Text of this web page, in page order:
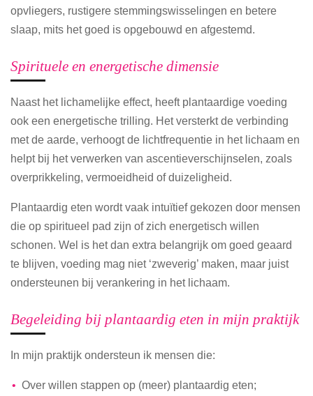
opvliegers, rustigere stemmingswisselingen en betere
slaap, mits het goed is opgebouwd en afgestemd.
Spirituele en energetische dimensie
Naast het lichamelijke effect, heeft plantaardige voeding
ook een energetische trilling. Het versterkt de verbinding
met de aarde, verhoogt de lichtfrequentie in het lichaam en
helpt bij het verwerken van ascentieverschijnselen, zoals
overprikkeling, vermoeidheid of duizeligheid.
Plantaardig eten wordt vaak intuïtief gekozen door mensen
die op spiritueel pad zijn of zich energetisch willen
schonen. Wel is het dan extra belangrijk om goed geaard
te blijven, voeding mag niet ‘zweverig’ maken, maar juist
ondersteunen bij verankering in het lichaam.
Begeleiding bij plantaardig eten in mijn praktijk
In mijn praktijk ondersteun ik mensen die:
Over willen stappen op (meer) plantaardig eten;